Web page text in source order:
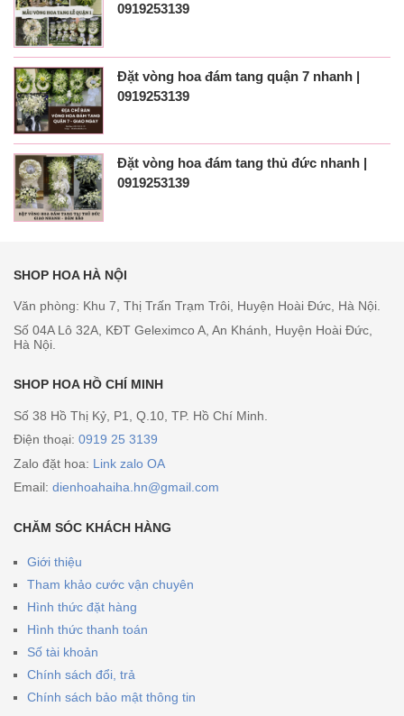
0919253139
Đặt vòng hoa đám tang quận 7 nhanh |
0919253139
Đặt vòng hoa đám tang thủ đức nhanh |
0919253139
SHOP HOA HÀ NỘI
Văn phòng: Khu 7, Thị Trấn Trạm Trôi, Huyện Hoài Đức, Hà Nội.
Số 04A Lô 32A, KĐT Geleximco A, An Khánh, Huyện Hoài Đức,
Hà Nội.
SHOP HOA HỒ CHÍ MINH
Số 38 Hồ Thị Kỷ, P1, Q.10, TP. Hồ Chí Minh.
Điện thoại: 0919 25 3139
Zalo đặt hoa: Link zalo OA
Email: dienhoahaiha.hn@gmail.com
CHĂM SÓC KHÁCH HÀNG
Giới thiệu
Tham khảo cước vận chuyên
Hình thức đặt hàng
Hình thức thanh toán
Số tài khoản
Chính sách đổi, trả
Chính sách bảo mật thông tin